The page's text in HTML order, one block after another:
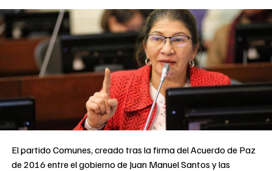
El partido Comunes, creado tras la firma del Acuerdo de Paz
de 2016 entre el gobierno de Juan Manuel Santos y las